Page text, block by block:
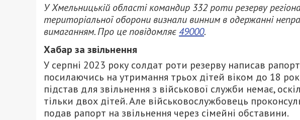
У Хмельницькій області командир 332 роти резерву
територіальної оборони визнали винним в одержанні
вимаганням. Про це повідомляє49000.
Хабар за звільнення
У серпні 2023 року солдат роти резерву написав
посилаючись на утримання трьох дітей віком до 18
підстав для звільнення з військової служби немає,
тільки двох дітей. Але військовослужбовець
подав рапорт на звільнення через сімейні обставини.